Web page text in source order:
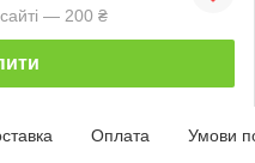
— 200 ₴
Оплата Умови